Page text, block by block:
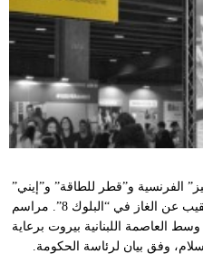
الفرنسية و”قطر للطاقة” و”إيني”
الإيطالية، الجمعة، اتفاقا مع لبنان للتنقيب عن الغاز في “البلوك 8”. مراسم
العاصمة اللبنانية بيروت برعاية
وفق بيان لرئاسة الحكومة.